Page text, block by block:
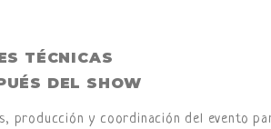
TÉCNICAS
DEL SHOW
producción y coordinación del evento